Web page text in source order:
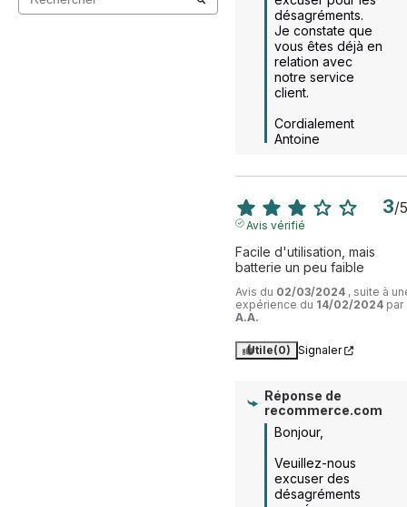
désagréments.
Je constate que
vous êtes déjà en
relation avec
notre service
client.
Cordialement
Antoine
3/5
Avis vérifié
Facile d'utilisation, mais
batterie un peu faible
Avis du 02/03/2024 , suite à
expérience du 14/02/2024 par
A.A.
Utile(0) Signaler
Réponse de
recommerce.com
Bonjour,
Veuillez-nous
excuser des
désagréments